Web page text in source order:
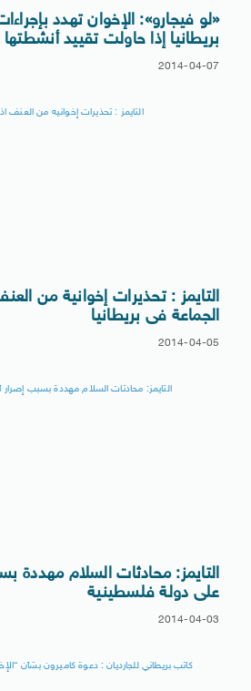
«لو فيجارو»: الإخوان تهدد
بريطانيا إذا حاولت تقييد أنشطتها
2014-04-07
التايمز : تحذيرات إخوانية من
الجماعة فى بريطانيا
2014-04-05
التايمز: محادثات السلام مهددة
على دولة فلسطينية
2014-04-03